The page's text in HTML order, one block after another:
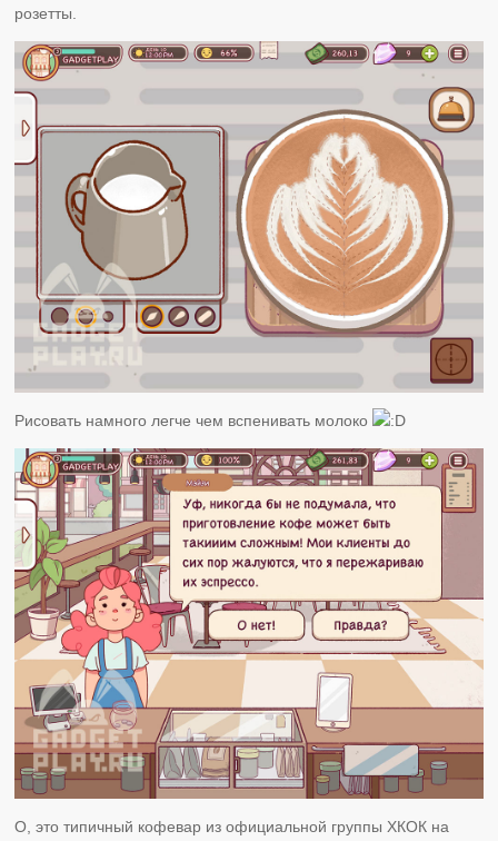
розетты.
Рисовать намного легче чем вспенивать молоко
О, это типичный кофевар из официальной группы ХКОК на